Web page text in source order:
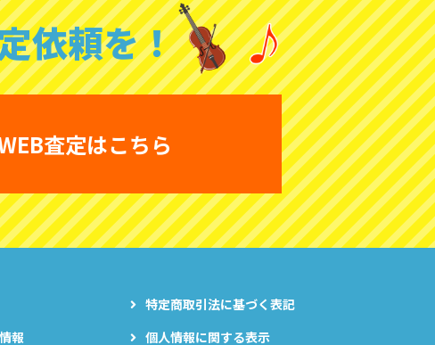
依頼を！
査定はこちら
報
特定商取引法に基づく表記
個人情報に関する表示